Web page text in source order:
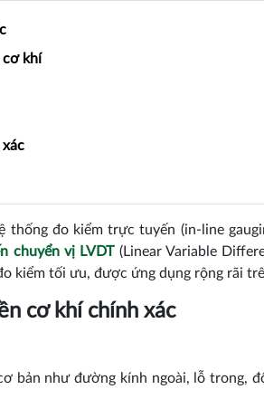
cơ khí
đo kiểm trực tuyến (in-line
chuyển vị LVDT (Linear Variable
kiểm tối ưu, được ứng dụng rộng rãi
cơ khí chính xác
bản như đường kính ngoài, lỗ trong,